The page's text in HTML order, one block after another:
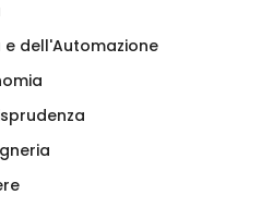
dell'Automazione